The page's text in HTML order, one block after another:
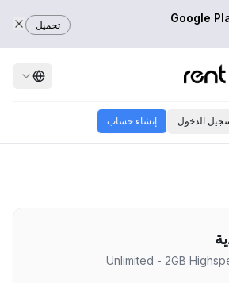
تحميل
الدخول إنشاء حساب
Unlimited - 2GB